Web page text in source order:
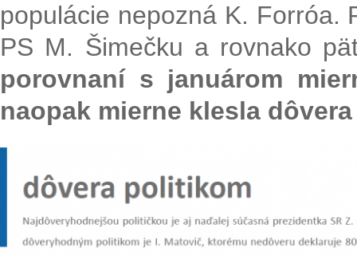
populácie nepozná K. Forróa.
PS M. Šimečku a rovnako
porovnaní s januárom
naopak mierne klesla